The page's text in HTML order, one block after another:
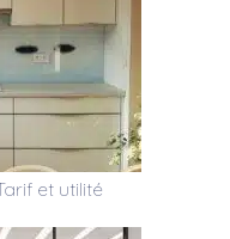
et utilité